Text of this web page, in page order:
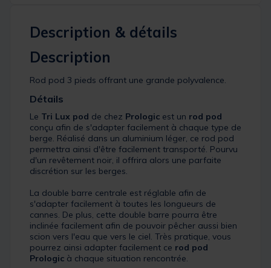
Description & détails
Description
Rod pod 3 pieds offrant une grande polyvalence.
Détails
Le Tri Lux pod de chez Prologic est un rod pod
conçu afin de s'adapter facilement à chaque type de
berge. Réalisé dans un aluminium léger, ce rod pod
permettra ainsi d'être facilement transporté. Pourvu
d'un revêtement noir, il offrira alors une parfaite
discrétion sur les berges.
La double barre centrale est réglable afin de
s'adapter facilement à toutes les longueurs de
cannes. De plus, cette double barre pourra être
inclinée facilement afin de pouvoir pêcher aussi bien
scion vers l'eau que vers le ciel. Très pratique, vous
pourrez ainsi adapter facilement ce rod pod
Prologic à chaque situation rencontrée.